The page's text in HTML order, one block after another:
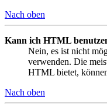
Nach oben
Kann ich HTML
Nein, es ist nicht
verwenden. Die
HTML bietet,
Nach oben